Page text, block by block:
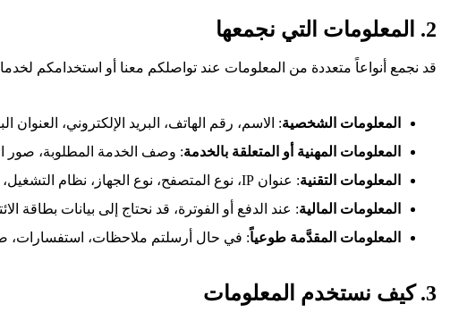
2. المعلومات التي نجمعها
قد نجمع أنواعاً متعددة من المعلومات عند تواصلكم معنا أو استخدامكم
المعلومات الشخصية: الاسم، رقم الهاتف، البريد الإلكتروني، العنوان
المعلومات المهنية أو المتعلقة بالخدمة: وصف الخدمة المطلوبة، صور
المعلومات التقنية: عنوان IP، نوع المتصفح، نوع الجهاز، نظام التشغيل، بيانات التصفح، الصفحات التي قمت بزيارتها في الموقع، الوقت والتاريخ، ملفات الكوكيز (Cookies) أو تقنيات مشابهة.
المعلومات المالية: عند الدفع أو الفوترة، قد نحتاج إلى بيانات بطاقة
المعلومات المقدَّمة طوعياً: في حال أرسلتم ملاحظات، استفسارات،
3. كيف نستخدم المعلومات